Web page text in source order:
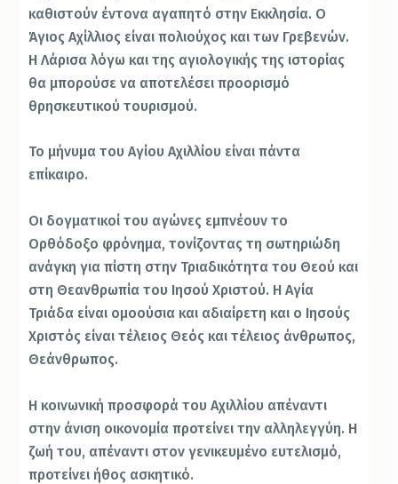
καθιστούν έντονα αγαπητό στην Εκκλησία. Ο
Άγιος Αχίλλιος είναι πολιούχος και των Γρεβενών.
Η Λάρισα λόγω και της αγιολογικής της ιστορίας
θα μπορούσε να αποτελέσει προορισμό
θρησκευτικού τουρισμού.
Το μήνυμα του Αγίου Αχιλλίου είναι πάντα
επίκαιρο.
Οι δογματικοί του αγώνες εμπνέουν το
Ορθόδοξο φρόνημα, τονίζοντας τη σωτηριώδη
ανάγκη για πίστη στην Τριαδικότητα του Θεού και
στη Θεανθρωπία του Ιησού Χριστού. Η Αγία
Τριάδα είναι ομοούσια και αδιαίρετη και ο Ιησούς
Χριστός είναι τέλειος Θεός και τέλειος άνθρωπος,
Θεάνθρωπος.
Η κοινωνική προσφορά του Αχιλλίου απέναντι
στην άνιση οικονομία προτείνει την αλληλεγγύη. Η
ζωή του, απέναντι στον γενικευμένο ευτελισμό,
προτείνει ήθος ασκητικό.